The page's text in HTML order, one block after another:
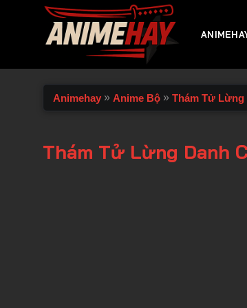
Animehay » Anime Bộ » Thám Tử Lừng
Thám Tử Lừng Danh